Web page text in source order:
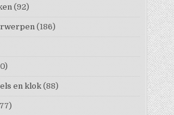
(92)
(186)
en klok (88)